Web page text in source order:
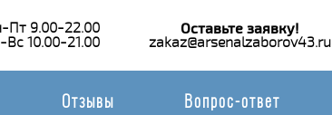
Пт 9.00-22.00
Вс 10.00-21.00
Оставьте заявку!
zakaz@arsenalzaborov43.ru
Отзывы Вопрос-ответ